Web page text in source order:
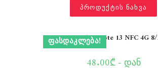
პროდუქტის ნახვა
ᲤᲐᲡᲓᲐᲙᲚᲔᲑᲐ!
Xiaomi Redmi Note 13 NFC 4G 8/
48.00₾ - დან